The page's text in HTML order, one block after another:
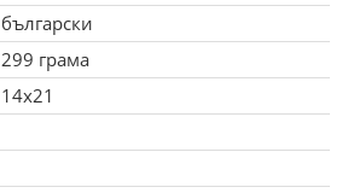
български
299 грама
14x21